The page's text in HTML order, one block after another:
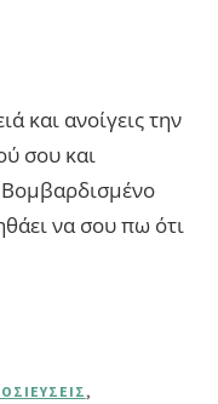
και ανοίγεις την
σου και
Βομβαρδισμένο
να σου πω ότι
,